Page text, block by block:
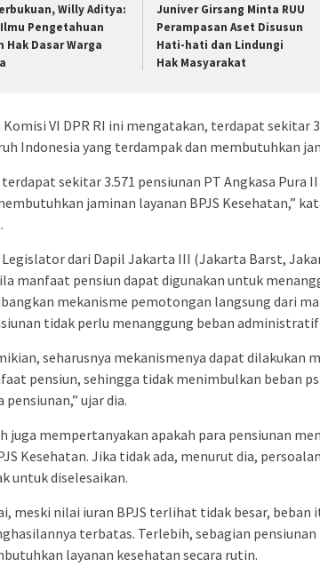
Willy Aditya:
Pengetahuan
Hak Dasar Warga
Juniver Girsang Minta RUU
Perampasan Aset Disusun
Hati-hati dan Lindungi
Hak Masyarakat
VI DPR RI ini mengatakan, terdapat sekitar
Indonesia yang terdampak dan membutuhkan
sekitar 3.571 pensiunan PT Angkasa Pura
jaminan layanan BPJS Kesehatan,”
dari Dapil Jakarta III (Jakarta Barst,
manfaat pensiun dapat digunakan untuk
mekanisme pemotongan langsung dari
tidak perlu menanggung beban
seharusnya mekanismenya dapat dilakukan
pensiun, sehingga tidak menimbulkan beban
pensiunan,” ujar dia.
juga mempertanyakan apakah para pensiunan
Kesehatan. Jika tidak ada, menurut dia,
untuk diselesaikan.
meski nilai iuran BPJS terlihat tidak besar,
terbatas. Terlebih, sebagian
layanan kesehatan secara rutin.